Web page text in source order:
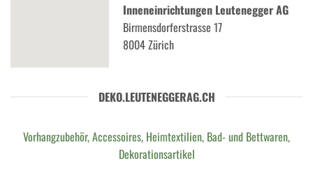
Inneneinrichtungen Leutenegger AG
Birmensdorferstrasse 17
8004 Zürich
DEKO.LEUTENEGGERAG.CH
Vorhangzubehör, Accessoires, Heimtextilien, Bad- und Bettwaren,
Dekorationsartikel